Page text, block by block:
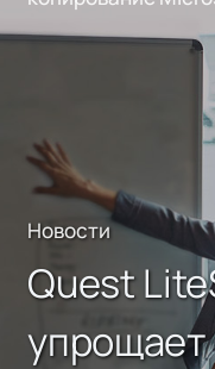
Новости
Quest